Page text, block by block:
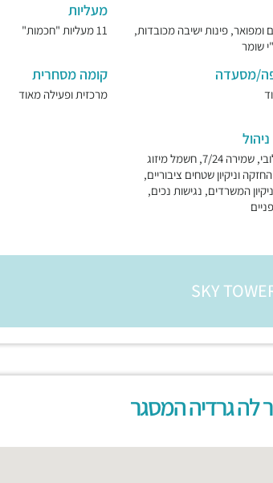
ומפואר, פינות ישיבה מכובדות,
שומר
מעליות
11 מעליות "חכמות"
מסעדה קומה מסחרית
מרכזית ופעילה מאוד
שומר בלובי, שמירה 7/24, חשמל מיזוג
וניקיון שטחים ציבוריים,
המשרדים, נגישות נכים,
לה גרדיה המסגר